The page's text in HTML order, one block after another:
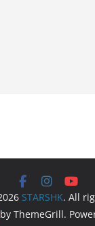
STARSHK. All
by ThemeGrill.